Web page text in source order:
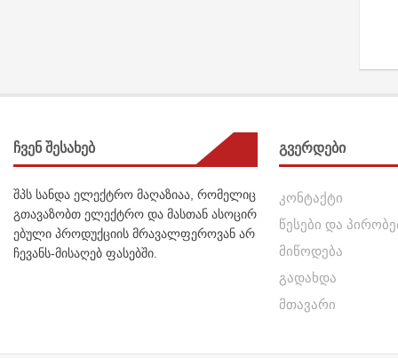
ჩვენ შესახებ
შპს სანდა ელექტრო მაღაზიაა, რომელიც
გთავაზობთ ელექტრო და მასთან ასოცირ
ებული პროდუქციის მრავალფეროვან არ
ჩევანს-მისაღებ ფასებში.
გვერდები
კონტაქტი
წესები და
მიწოდება
გადახდა
მთავარი